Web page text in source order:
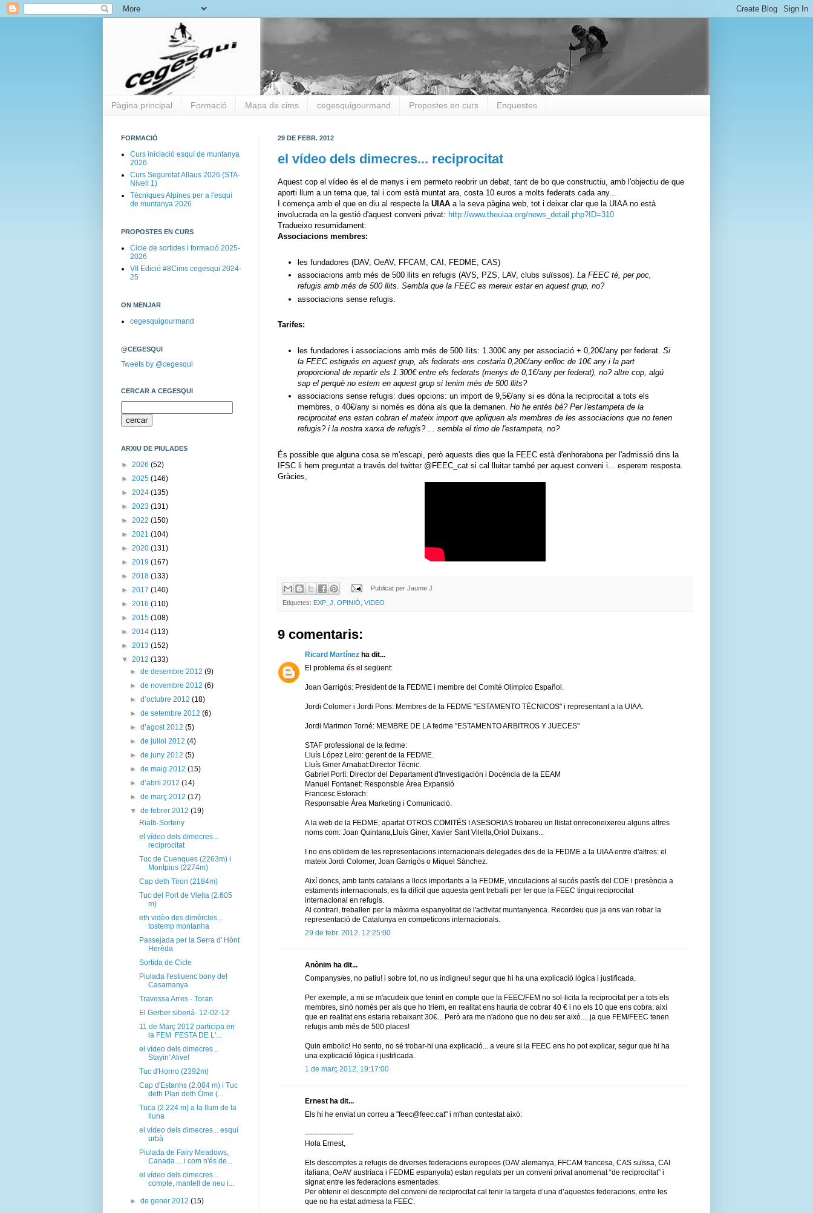
Pàgina principal Formació Mapa de cims cegesquigourmand Propostes en curs Enquestes
29 DE FEBR. 2012
el vídeo dels dimecres... reciprocitat
Aquest cop el vídeo és el de menys i em permeto reobrir un debat, tant de bo que constructiu, amb l'objectiu de que
aporti llum a un tema que, tal i com està muntat ara, costa 10 euros a molts federats cada any...
I comença amb el que en diu al respecte la UIAA a la seva pàgina web, tot i deixar clar que la UIAA no està
involucrada en la gestió d'aquest conveni privat: http://www.theuiaa.org/news_detail.php?ID=310
Tradueixo resumidament:
Associacions membres:
les fundadores (DAV, OeAV, FFCAM, CAI, FEDME, CAS)
associacions amb més de 500 llits en refugis (AVS, PZS, LAV, clubs suïssos). La FEEC té, per poc,
refugis amb més de 500 llits. Sembla que la FEEC es mereix estar en aquest grup, no?
associacions sense refugis.
Tarifes:
les fundadores i associacions amb més de 500 llits: 1.300€ any per associació + 0,20€/any per federat. Si
la FEEC estigués en aquest grup, als federats ens costaria 0,20€/any enlloc de 10€ any i la part
proporcional de repartir els 1.300€ entre els federats (menys de 0,1€/any per federat), no? altre cop, algú
sap el perquè no estem en aquest grup si tenim més de 500 llits?
associacions sense refugis: dues opcions: un import de 9,5€/any si es dóna la reciprocitat a tots els
membres, o 40€/any si només es dóna als que la demanen. Ho he entès bé? Per l'estampeta de la
reciprocitat ens estan cobran el mateix import que apliquen als membres de les associacions que no tenen
refugis? i la nostra xarxa de refugis? ... sembla el timo de l'estampeta, no?
És possible que alguna cosa se m'escapi, però aquests dies que la FEEC està d'enhorabona per l'admissió dins la
IFSC li hem preguntat a través del twitter @FEEC_cat si cal lluitar també per aquest conveni i... esperem resposta.
Gràcies,
Publicat per Jaume J
Etiquetes: EXP_J OPINIÓ VIDEO
9 comentaris:
Ricard Martínez ha dit...
El problema és el següent:
Joan Garrigós: President de la FEDME i membre del Comitè Olímpico Español.
Jordi Colomer i Jordi Pons: Membres de la FEDME "ESTAMENTO TÉCNICOS" i representant a la UIAA.
Jordi Marimon Torné: MEMBRE DE LA fedme "ESTAMENTO ARBITROS Y JUECES"
STAF professional de la fedme:
Lluís López Leiro: gerent de la FEDME.
Lluís Giner Arnabat:Director Tècnic.
Gabriel Portí: Director del Departament d'Investigación i Docència de la EEAM
Manuel Fontanet: Responsble Àrea Expansió
Francesc Estorach:
Responsable Àrea Marketing i Comunicació.
A la web de la FEDME; apartat OTROS COMITÉS I ASESORIAS trobareu un llistat onreconeixereu alguns altres
noms com: Joan Quintana,Lluís Giner, Xavier Sant Vilella,Oriol Duixans...
I no ens oblidem de les representacions internacionals delegades des de la FEDME a la UIAA entre d'altres: el
mateix Jordi Colomer, Joan Garrigós o Miquel Sànchez.
Així doncs, amb tants catalans a llocs importants a la FEDME, vinculacions al sucós pastís del COE i presència a
estaments internacionals, es fa difícil que aquesta gent treballi per fer que la FEEC tingui reciprocitat
internacional en refugis.
Al contrari, treballen per la màxima espanyolitat de l'activitat muntanyenca. Recordeu que ja ens van robar la
representació de Catalunya en competicons internacionals.
29 de febr. 2012, 12:25:00
Anònim ha dit...
Companys/es, no patiu! i sobre tot, no us indigneu! segur que hi ha una explicació lògica i justificada.
Per exemple, a mi se m'acudeix que tenint en compte que la FEEC/FEM no sol·licita la reciprocitat per a tots els
membres, sinó només per als que ho triem, en realitat ens hauria de cobrar 40 € i no els 10 que ens cobra, així
que en realitat ens estaria rebaixant 30€... Però ara me n'adono que no deu ser això.... ja que FEM/FEEC tenen
refugis amb més de 500 places!
Quin embolic! Ho sento, no sé trobar-hi una explicació... a veure si la FEEC ens ho pot explicar, segur que hi ha
una explicació lògica i justificada.
1 de març 2012, 19:17:00
Ernest ha dit...
Els hi he enviat un correu a "feec@feec.cat" i m'han contestat això:
--------------------
Hola Ernest,
Els descomptes a refugis de diverses federacions europees (DAV alemanya, FFCAM francesa, CAS suïssa, CAI
italiana, OeAV austríaca i FEDME espanyola) estan regulats per un conveni privat anomenat “de reciprocitat” i
signat entre les federacions esmentades.
Per obtenir el descompte del conveni de reciprocitat cal tenir la targeta d’una d’aquestes federacions, entre les
que no ha estat admesa la FEEC.
FORMACIÓ
Curs iniciació esquí de muntanya
2026
Curs Seguretat Allaus 2026 (STA-
Nivell 1)
Tècniques Alpines per a l'esquí
de muntanya 2026
PROPOSTES EN CURS
Cicle de sortides i formació 2025-
2026
VII Edició #8Cims cegesqui 2024-
25
ON MENJAR
cegesquigourmand
@CEGESQUI
Tweets by @cegesqui
CERCAR A CEGESQUI
ARXIU DE PIULADES
► 2026 (52)
► 2025 (146)
► 2024 (135)
► 2023 (131)
► 2022 (150)
► 2021 (104)
► 2020 (131)
► 2019 (167)
► 2018 (133)
► 2017 (140)
► 2016 (110)
► 2015 (108)
► 2014 (113)
► 2013 (152)
▼ 2012 (133)
►de desembre 2012(9)
►de novembre 2012(6)
►d’octubre 2012(18)
►de setembre 2012(6)
►d’agost 2012(5)
►de juliol 2012(4)
►de juny 2012(5)
►de maig 2012(15)
►d’abril 2012(14)
►de març 2012(17)
▼de febrer 2012(19)
Rialb-Sorteny
el vídeo dels dimecres...
reciprocitat
Tuc de Cuenques (2263m) i
Montpius (2274m)
Cap deth Tiron (2184m)
Tuc del Port de Viella (2.605
m)
eth vidèo des dimèrcles...
tostemp montanha
Passejada per la Serra d' Hònt
Herèda
Sortida de Cicle
Piulada l'estiuenc bony del
Casamanya
Travessa Arres - Toran
El Gerber siberiá- 12-02-12
11 de Març 2012 participa en
la FEM FESTA DE L'...
el vídeo dels dimecres...
Stayin' Alive!
Tuc d'Horno (2392m)
Cap d'Estanhs (2.084 m) i Tuc
deth Plan deth Òme (...
Tuca (2.224 m) a la llum de la
lluna
el vídeo dels dimecres... esquí
urbà
Piulada de Fairy Meadows,
Canada ... i com n'és de...
el vídeo dels dimecres...
compte, mantell de neu i...
►de gener 2012(15)